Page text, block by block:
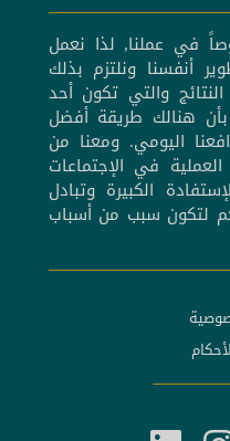
في عملنا, لذا نعمل
أنفسنا ونلتزم بذلك
والتي تكون أحد
بأن هنالك طريقة أفضل
اليومي. ومعنا من
في الإجتماعات
الكبيرة وتبادل
لتكون سبب من أسباب